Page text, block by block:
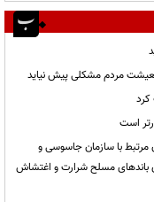
معیشت مردم مشکلی پیش نیاید
است
۲۱ نفر از مزدوران مرتبط با سازمان جاسوسی و
و بازداشت ۴ نفر از اعضای باندهای مسلح شرارت و اغتشاش